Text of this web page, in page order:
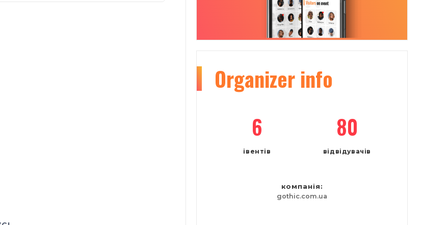
Organizer info
6
івентів
80
відвідувачів
компанія:
gothic.com.ua